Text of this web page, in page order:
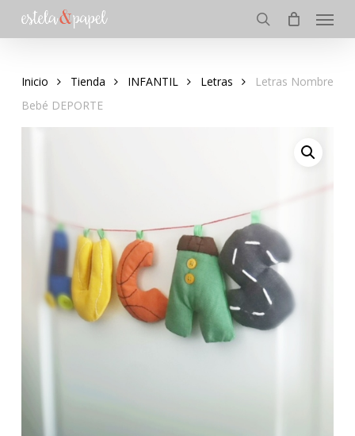
search
Menu
Inicio Tienda INFANTIL Letras
Letras Nombre
Bebé DEPORTE